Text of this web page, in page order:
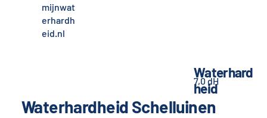
mijnwat
erhardh
eid.nl
Waterhardheid Schelluinen
Waterhard
heid
7,0 dH